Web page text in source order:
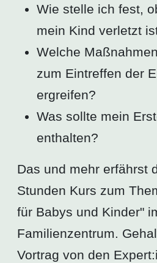
Wie stelle ich fest,
mein Kind verletzt
Welche
zum Eintreffen der
ergreifen?
Was sollte mein
enthalten?
Das und mehr erfährst
Stunden Kurs zum
für Babys und Kinder"
Familienzentrum.
Vortrag von den